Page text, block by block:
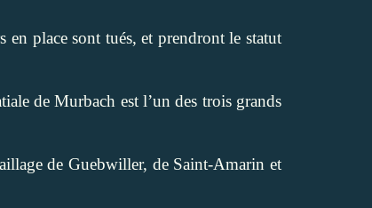
place sont tués, et prendront le statut
de Murbach est l’un des trois grands
de Guebwiller, de Saint-Amarin et